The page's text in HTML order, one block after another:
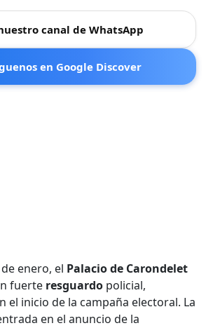
canal de WhatsApp
en Google Discover
enero, el Palacio de Carondelet
fuerte resguardo policial,
el inicio de la campaña electoral. La
en el anuncio de la